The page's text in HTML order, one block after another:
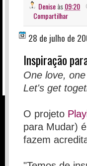
Deniseàs09:20
Compartilhar
28 de julho de
Inspiração
One love,
Let's get
O projeto
para Mudar)
fazem